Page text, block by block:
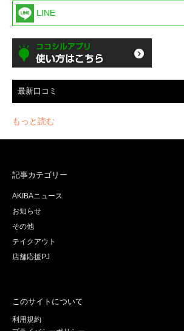
LINE
最新口コミ
もっと読む
記事カテゴリー
AKIBAニュース
お知らせ
その他
テイクアウト
店舗応援PJ
このサイトについて
利用規約